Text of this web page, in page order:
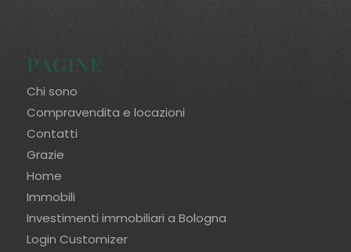
PAGINE
Chi sono
Compravendita e locazioni
Contatti
Grazie
Home
Immobili
Investimenti immobiliari a Bologna
Login Customizer